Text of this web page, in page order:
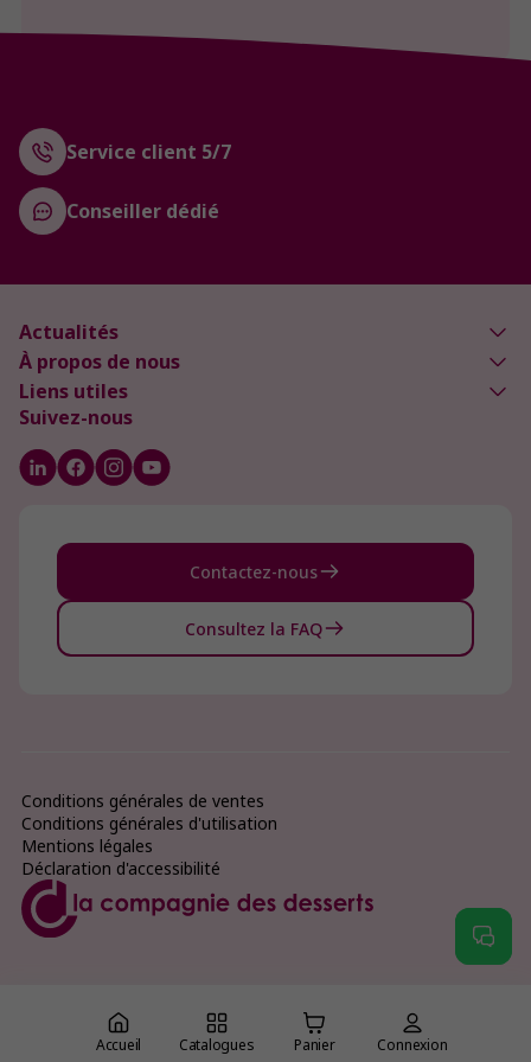
Accueil Catalogues Panier Connexion
Service client 5/7
Conseiller dédié
Actualités
À propos de nous
Liens utiles
Suivez-nous
Contactez-nous
Consultez la FAQ
Conditions générales de ventes
Conditions générales d'utilisation
Mentions légales
Déclaration d'accessibilité